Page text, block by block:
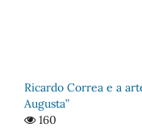
Ricardo Correa e a
Augusta”
160